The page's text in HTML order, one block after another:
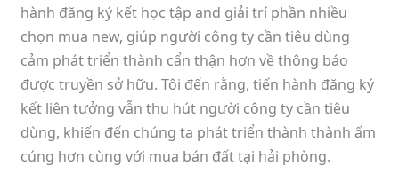
hành đăng ký kết học tập and giải trí phần nhiều
chọn mua new, giúp người công ty cần tiêu dùng
cảm phát triển thành cẩn thận hơn về thông báo
được truyền sở hữu. Tôi đến rằng, tiến hành đăng ký
kết liên tưởng vẫn thu hút người công ty cần tiêu
dùng, khiến đến chúng ta phát triển thành thành ấm
cúng hơn cùng với mua bán đất tại hải phòng.